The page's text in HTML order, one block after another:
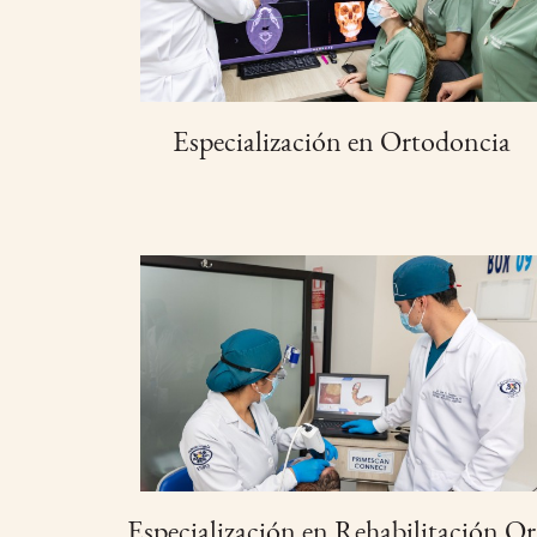
Especialización en Ortodoncia